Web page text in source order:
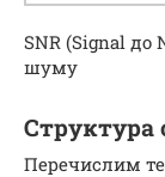
SNR (Signal до
шуму
Структура
Перечислим